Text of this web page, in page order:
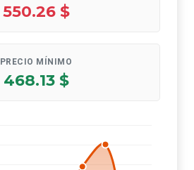
550.26 $
PRECIO MÍNIMO
468.13 $